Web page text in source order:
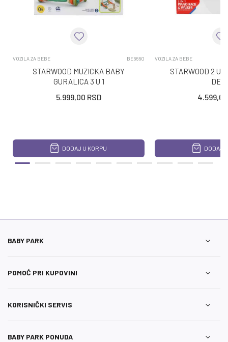
VOZILA ZA BEBE BE6660
STARWOOD MUZICKA BABY
GURALICA 3 U 1
5.999,00 RSD
DODAJ U KORPU
VOZILA ZA BEBE
STARWOOD 2 U
4.599,00
DODAJ
BABY PARK
POMOĆ PRI KUPOVINI
KORISNIČKI SERVIS
BABY PARK PONUDA